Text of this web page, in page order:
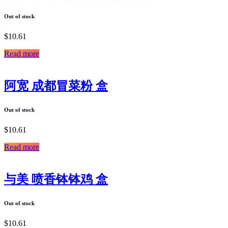
Out of stock
$10.61
Read more
阿宽 成都冒菜粉 盒
Out of stock
$10.61
Read more
与美 喷香钵钵鸡 盒
Out of stock
$10.61